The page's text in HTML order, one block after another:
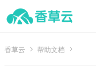
香草云  帮助文档 